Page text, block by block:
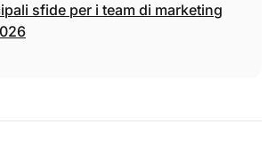
sfide per i team di marketing